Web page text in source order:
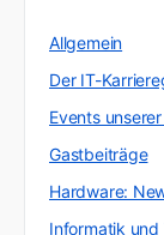
Allgemein
Der IT-
Events
Gastbeiträge
Hardware:
Informatik und